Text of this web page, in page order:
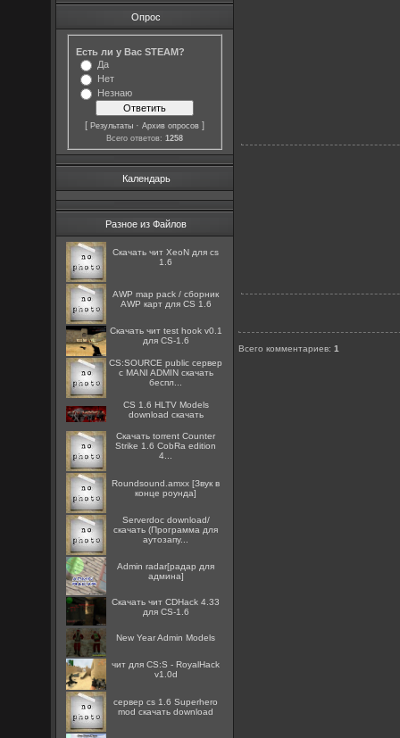
Опрос
Есть ли у Вас STEAM?
Да
Нет
Незнаю
[Результаты ·Архив опросов ]
Всего ответов:1258
Календарь
Разное из Файлов
Скачать чит XeoN для cs
1.6
AWP map pack / сборник
AWP карт для CS 1.6
Скачать чит test hook v0.1
для CS-1.6
CS:SOURCE public сервер
с MANI ADMIN скачать
беспл...
CS 1.6 HLTV Models
download скачать
Скачать torrent Counter
Strike 1.6 CobRa edition
4...
Roundsound.amxx [Звук в
конце роунда]
Serverdoc download/
скачать (Программа для
аутозапу...
Admin radar[радар для
админа]
Скачать чит CDHack 4.33
для CS-1.6
New Year Admin Models
чит для CS:S - RoyalHack
v1.0d
сервер cs 1.6 Superhero
mod скачать download
Всего комментариев:1